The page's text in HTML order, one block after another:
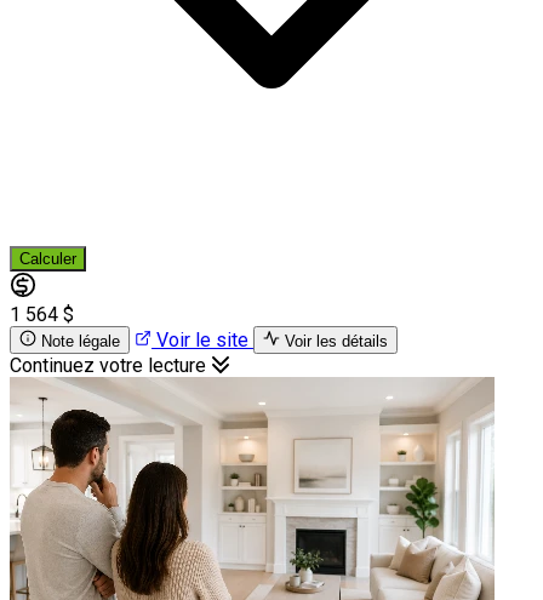
Calculer
1 564 $
Note légale Voir le site Voir les détails
Continuez votre lecture